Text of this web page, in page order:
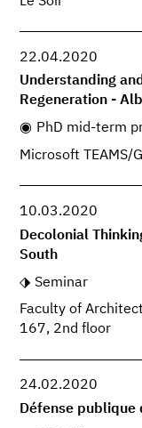
22.04.2020
Understanding
Regeneration -
PhD mid-term
Microsoft TEAMS/
10.03.2020
Decolonial
South
Seminar
Faculty of
167, 2nd floor
24.02.2020
Défense publique